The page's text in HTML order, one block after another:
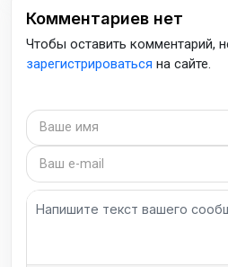
Комментариев нет
Чтобы оставить комментарий,
зарегистрироваться на сайте.